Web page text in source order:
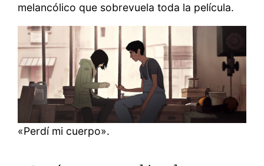
melancólico que sobrevuela toda la película.
«Perdí mi cuerpo».